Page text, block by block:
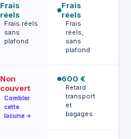
Frais
réels
Frais réels
sans
plafond
Frais
réels
Frais
réels,
sans
plafond
Non
couvert
Combler
cette
lacune →
600 €
Retard
transport
et
bagages